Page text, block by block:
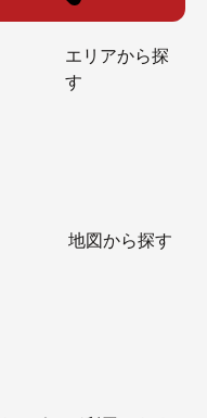
エリアから探
す
地図から探す